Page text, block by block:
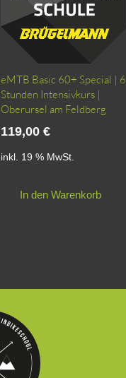
eMTB Basic 60+ Special | 6
Stunden Intensivkurs |
Oberursel am Feldberg
119,00 €
inkl. 19 % MwSt.
In den Warenkorb